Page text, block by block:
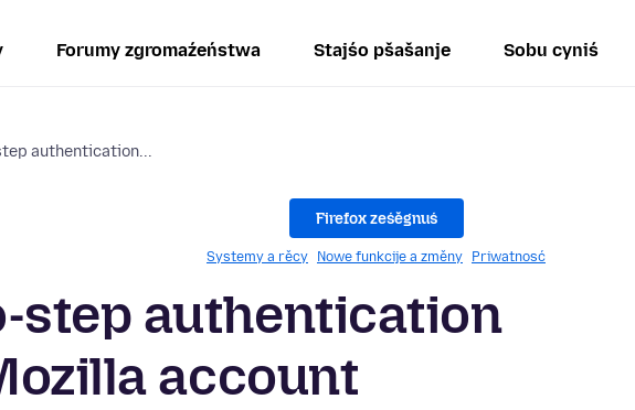
Forumy zgromaźeństwa Stajśo pšašanje Sobu cyniś
authentication...
Firefox ześěgnuś
Systemy a rěcy Nowe funkcije a změny Priwatnosć
step authentication
account